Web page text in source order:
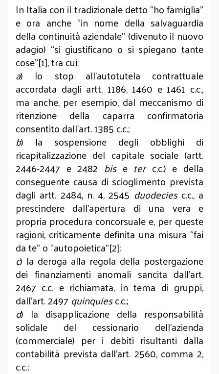
In Italia con il tradizionale detto “ho famiglia”
e ora anche “in nome della salvaguardia
della continuità aziendale” (divenuto il nuovo
adagio) “si giustificano o si spiegano tante
cose”[1], tra cui:
a) lo stop all’autotutela contrattuale
accordata dagli artt. 1186, 1460 e 1461 c.c.,
ma anche, per esempio, dal meccanismo di
ritenzione della caparra confirmatoria
consentito dall’art. 1385 c.c.;
b) la sospensione degli obblighi di
ricapitalizzazione del capitale sociale (artt.
2446-2447 e 2482 bise terc.c.) e della
conseguente causa di scioglimento prevista
dagli artt. 2484, n. 4, 2545 duodeciesc.c., a
prescindere dall’apertura di una vera e
propria procedura concorsuale e, per queste
ragioni, criticamente definita una misura “fai
da te” o “autopoietica”[2];
c) la deroga alla regola della postergazione
dei finanziamenti anomali sancita dall’art.
2467 c.c. e richiamata, in tema di gruppi,
dall’art. 2497 quinquiesc.c.;
d) la disapplicazione della responsabilità
solidale del cessionario dell’azienda
(commerciale) per i debiti risultanti dalla
contabilità prevista dall’art. 2560, comma 2,
c.c.;